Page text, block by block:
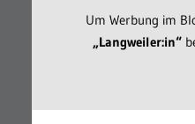
Um Werbung im
„Langweiler:in“